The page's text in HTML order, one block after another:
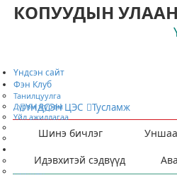
КОПУУДЫН
Үндсэн сайт
Фэн Клуб
Танилцуулга
Дүрэм журам
Үйл ажиллагаа
Хамтран ажиллах
Гишүүнээр элсэх
Ярилцлага
ҮНДСЭН ЦЭС Тусламж
Шинэ бичлэг
Идэвхитэй сэдвүүд